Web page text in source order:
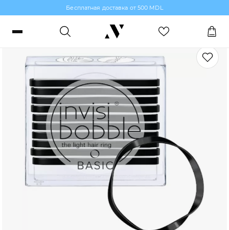
Бесплатная доставка от 500 MDL
Заказы, бонусы и избранное
Язык
Макияж
Парфюмерия
Уход за кожей
Аксессуары